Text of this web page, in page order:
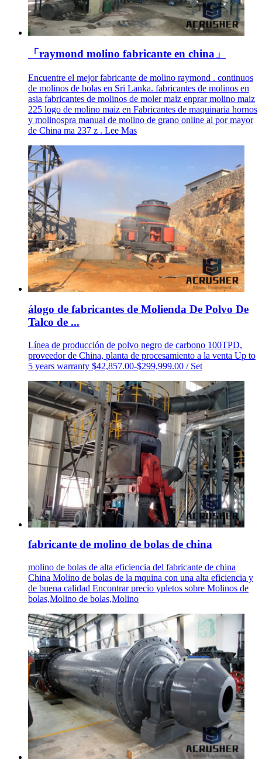
「raymond molino fabricante en china」
Encuentre el mejor fabricante de molino raymond . continuos
de molinos de bolas en Sri Lanka. fabricantes de molinos en
asia fabricantes de molinos de moler maiz enprar molino maiz
225 logo de molino maiz en Fabricantes de maquinaria hornos
y molinospra manual de molino de grano online al por mayor
de China ma 237 z . Lee Mas
álogo de fabricantes de Molienda De Polvo De
Talco de ...
Línea de producción de polvo negro de carbono 100TPD,
proveedor de China, planta de procesamiento a la venta Up to
5 years warranty $42,857.00-$299,999.00 / Set
fabricante de molino de bolas de china
molino de bolas de alta eficiencia del fabricante de china
China Molino de bolas de la mquina con una alta eficiencia y
de buena calidad Encontrar precio ypletos sobre Molinos de
bolas,Molino de bolas,Molino